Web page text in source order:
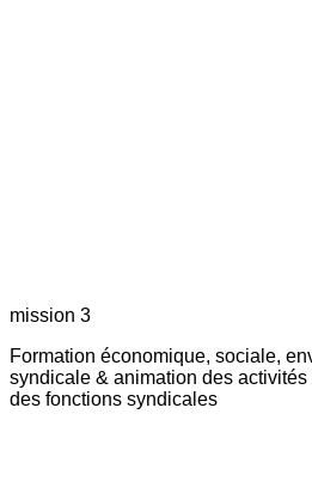
mission 3
Formation économique, sociale,
syndicale & animation des
des fonctions syndicales